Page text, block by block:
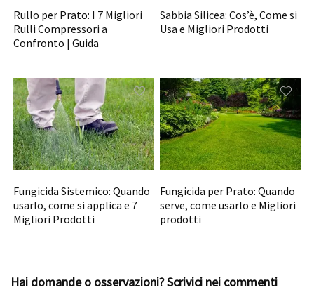
Rullo per Prato: I 7 Migliori
Rulli Compressori a
Confronto | Guida
Sabbia Silicea: Cos’è, Come si
Usa e Migliori Prodotti
Fungicida Sistemico: Quando
usarlo, come si applica e 7
Migliori Prodotti
Fungicida per Prato: Quando
serve, come usarlo e Migliori
prodotti
Hai domande o osservazioni? Scrivici nei commenti